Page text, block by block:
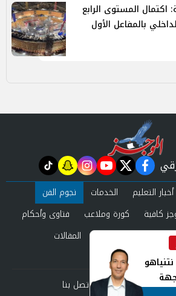
اكتمال المستوى الرابع
بالمفاعل الأول
facebook
twitter
youtube
instagram
snapchat
tiktok
أخبار التعليم الخدمات
نجوم الفن
كافية كورة وملاعب
فتاوى وأحكام
حوادث ومحاكم
المقالات
سياسة الخصوصية اتصل بنا